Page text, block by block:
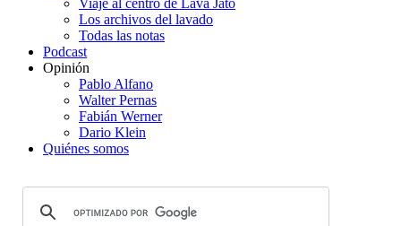
Viaje al centro de Lava Jato
Los archivos del lavado
Todas las notas
Podcast
Opinión
Pablo Alfano
Walter Pernas
Fabián Werner
Dario Klein
Quiénes somos